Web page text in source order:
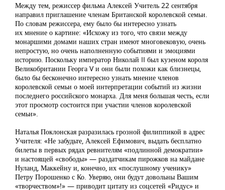
Между тем, режиссер фильма Алексей Учитель 22 сентября
направил приглашение членам Британской королевской семьи.
По словам режиссера, ему было бы интересно узнать
их мнение о картине: «Исхожу из того, что связи между
монаршими домами наших стран имеют многовековую, очень
непростую, но очень наполненную событиями и эмоциями
историю. Поскольку император Николай II был кузеном короля
Великобритании Георга V и они были похожи как близнецы,
было бы бесконечно интересно узнать мнение членов
королевской семьи о моей интерпретации событий из жизни
последнего российского монарха. Для меня большая честь, если
этот просмотр состоится при участии членов королевской
семьи».
Наталья Поклонская разразилась грозной филиппикой в адрес
Учителя: «Не забудьте, Алексей Ефимович, выдать бесплатно
билеты в первых рядах ревнителям «подлинной демократии»
и настоящей «свободы» — раздатчикам пирожков на майдане
Нуланд, Маккейну и, конечно, их «послушному ученику»
Петру Порошенко с Ко. Уверяю, они будут довольны Вашим
«творчеством»!» — приводит цитату из соцсетей «Ридус» и